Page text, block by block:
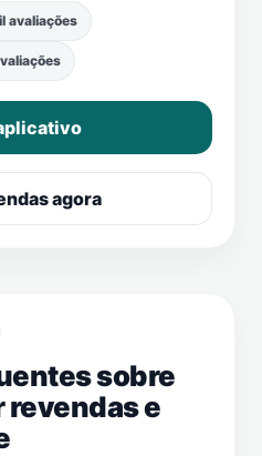
avaliações
agora
sobre
revendas e